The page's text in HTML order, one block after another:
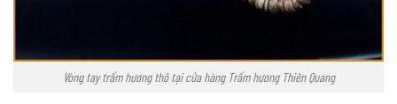
Vòng tay trầm hương thô tại cửa hàng Trầm hương Thiên Quang